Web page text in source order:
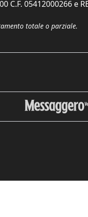
C.F. 05412000266 e
totale o parziale.